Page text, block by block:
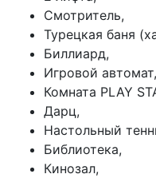
Смотритель,
Турецкая баня
Биллиард,
Игровой автомат,
Комната PLAY
Дарц,
Настольный
Библиотека,
Кинозал,